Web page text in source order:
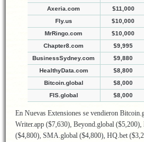
Axeria.com
$11,000
Fly.us
$10,000
MrRingo.com
$10,000
Chapter8.com
$9,995
BusinessSydney.com
$9,880
HealthyData.com
$8,800
Bitcoin.global
$8,000
FIS.global
$8,000
En Nuevas Extensiones se vendieron
Writer.app ($7,630), Beyond.global
($4,800), SMA.global ($4,800), HQ.bet